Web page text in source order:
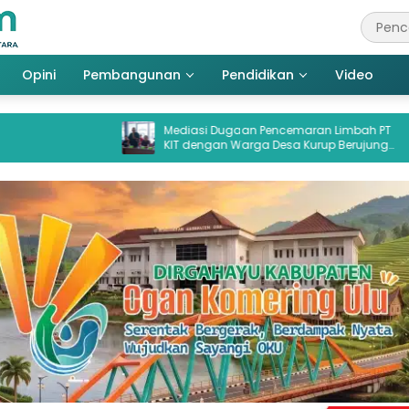
Opini Pembangunan Pendidikan Video
Mediasi Dugaan Pencemaran Limbah PT
KIT dengan Warga Desa Kurup Berujung
Buntu
BPK